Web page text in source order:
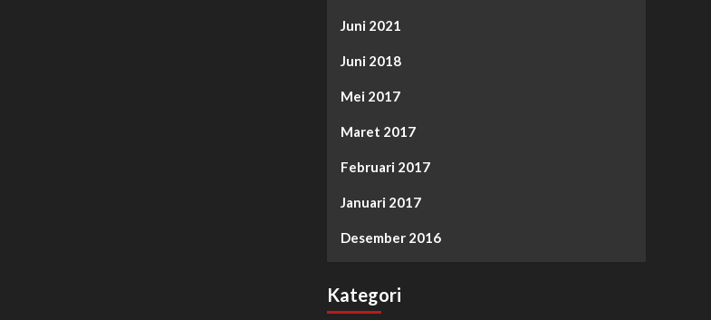
Juni 2021
Juni 2018
Mei 2017
Maret 2017
Februari 2017
Januari 2017
Desember 2016
Kategori